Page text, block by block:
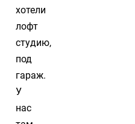
хотели
лофт
студию,
под
гараж.
У
нас